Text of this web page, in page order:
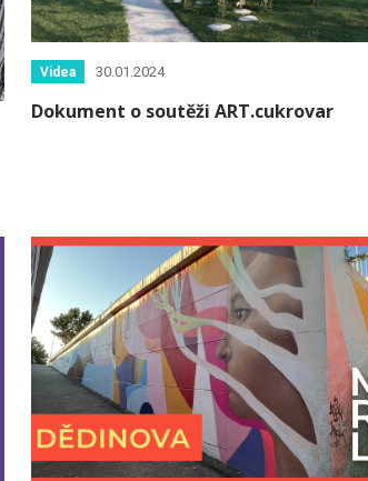
Videa 30.01.2024
Dokument o soutěži ART.cukrovar